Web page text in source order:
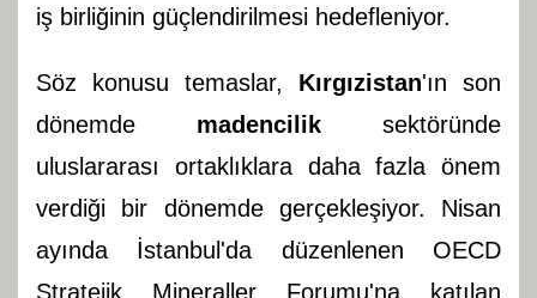
iş birliğinin güçlendirilmesi hedefleniyor.
Söz konusu temaslar, Kırgızistan'ın son
dönemde madencilik sektöründe
uluslararası ortaklıklara daha fazla önem
verdiği bir dönemde gerçekleşiyor. Nisan
ayında İstanbul'da düzenlenen OECD
Stratejik Mineraller Forumu'na katılan